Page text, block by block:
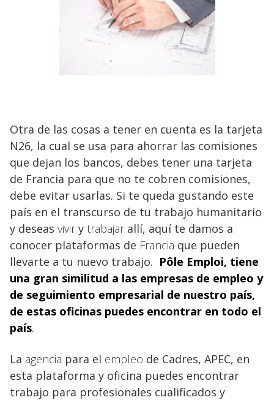
Otra de las cosas a tener en cuenta es la tarjeta
N26, la cual se usa para ahorrar las comisiones
que dejan los bancos, debes tener una tarjeta
de Francia para que no te cobren comisiones,
debe evitar usarlas. Si te queda gustando este
país en el transcurso de tu trabajo humanitario
y deseas viviry trabajar allí, aquí te damos a
conocer plataformas de Francia que pueden
llevarte a tu nuevo trabajo. Pôle Emploi, tiene
una gran similitud a las empresas de empleo y
de seguimiento empresarial de nuestro país,
de estas oficinas puedes encontrar en todo el
país.
La agencia para el empleo de Cadres, APEC, en
esta plataforma y oficina puedes encontrar
trabajo para profesionales cualificados y